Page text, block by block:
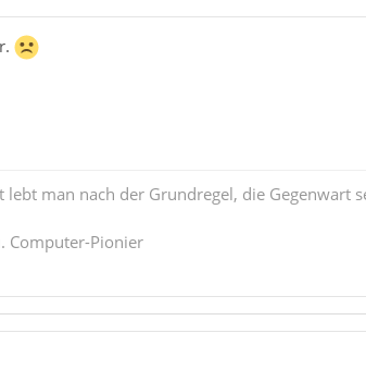
man nach der Grundregel, die Gegenwart
Computer-Pionier